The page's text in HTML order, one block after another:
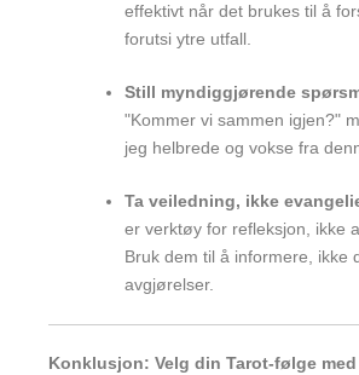
effektivt når det brukes til å
forutsi ytre utfall.
Still myndiggjørende
"Kommer vi sammen igjen?"
jeg helbrede og vokse fra
Ta veiledning, ikke
er verktøy for refleksjon, ikke
Bruk dem til å informere, ikke
avgjørelser.
Konklusjon: Velg din Tarot-følge